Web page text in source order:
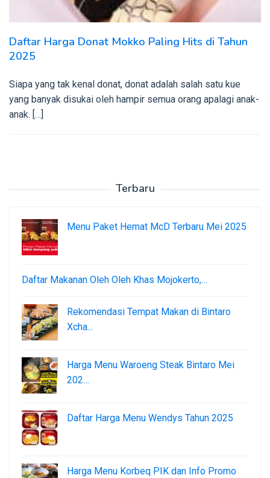
Daftar Harga Donat Mokko Paling Hits di Tahun
2025
Siapa yang tak kenal donat, donat adalah salah satu kue
yang banyak disukai oleh hampir semua orang apalagi anak-
anak. […]
Terbaru
Menu Paket Hemat McD Terbaru Mei 2025
Daftar Makanan Oleh Oleh Khas Mojokerto,…
Rekomendasi Tempat Makan di Bintaro
Xcha…
Harga Menu Waroeng Steak Bintaro Mei
202…
Daftar Harga Menu Wendys Tahun 2025
Harga Menu Korbeq PIK dan Info Promo